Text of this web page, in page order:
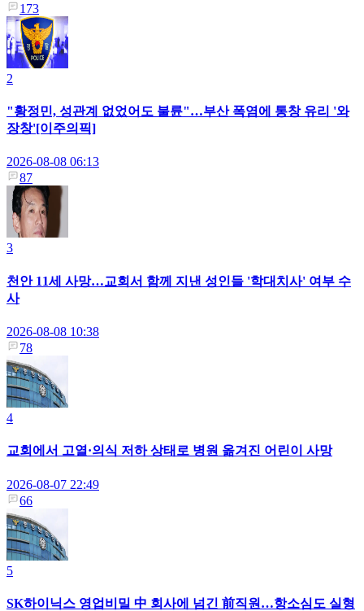
173
2
"황정민, 성관계 없었어도 불륜"…부산 폭염에 통창 유리 '와
장창'[이주의픽]
2026-08-08 06:13
87
3
천안 11세 사망…교회서 함께 지낸 성인들 '학대치사' 여부 수
사
2026-08-08 10:38
78
4
교회에서 고열·의식 저하 상태로 병원 옮겨진 어린이 사망
2026-08-07 22:49
66
5
SK하이닉스 영업비밀 中 회사에 넘긴 前직원…항소심도 실형